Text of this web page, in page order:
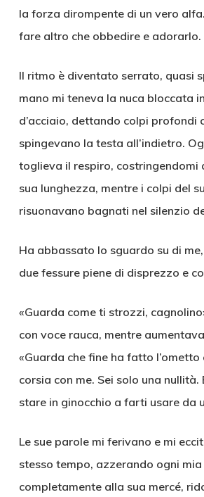
la forza dirompente di un vero
fare altro che obbedire e adorarlo.
Il ritmo è diventato serrato, quasi
mano mi teneva la nuca bloccata
d’acciaio, dettando colpi profondi
spingevano la testa all’indietro.
toglieva il respiro, costringendomi
sua lunghezza, mentre i colpi del
risuonavano bagnati nel silenzio
Ha abbassato lo sguardo su di
due fessure piene di disprezzo e
«Guarda come ti strozzi,
con voce rauca, mentre
«Guarda che fine ha fatto l’ometto
corsia con me. Sei solo una nullità.
stare in ginocchio a farti usare da
Le sue parole mi ferivano e mi
stesso tempo, azzerando ogni
completamente alla sua mercé,